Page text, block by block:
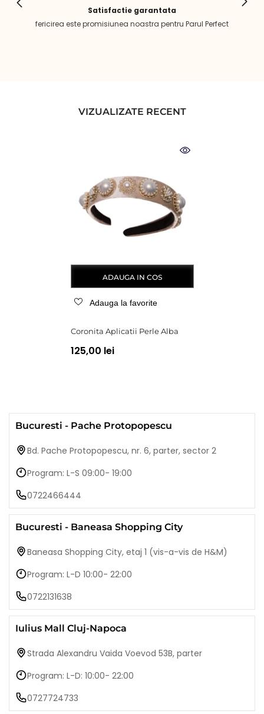
Satisfactie garantata
fericirea este promisiunea noastra pentru Parul Perfect
VIZUALIZATE RECENT
ADAUGA IN COS
Adauga la favorite
Coronita Aplicatii Perle Alba
125,00 lei
Bucuresti - Pache Protopopescu
Bd. Pache Protopopescu, nr. 6, parter, sector 2
Program: L-S 09:00- 19:00
0722466444
Bucuresti - Baneasa Shopping City
Baneasa Shopping City, etaj 1 (vis-a-vis de H&M)
Program: L-D 10:00- 22:00
0722131638
Iulius Mall Cluj-Napoca
Strada Alexandru Vaida Voevod 53B, parter
Program: L-D: 10:00- 22:00
0727724733